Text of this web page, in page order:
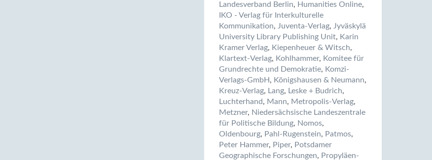
Landesverband Berlin, Humanities Online,
IKO - Verlag für Interkulturelle
Kommunikation, Juventa-Verlag, Jyväskylä
University Library Publishing Unit, Karin
Kramer Verlag, Kiepenheuer & Witsch,
Klartext-Verlag, Kohlhammer, Komitee für
Grundrechte und Demokratie, Komzi-
Verlags-GmbH, Königshausen & Neumann,
Kreuz-Verlag, Lang, Leske + Budrich,
Luchterhand, Mann, Metropolis-Verlag,
Metzner, Niedersächsische Landeszentrale
für Politische Bildung, Nomos,
Oldenbourg, Pahl-Rugenstein, Patmos,
Peter Hammer, Piper, Potsdamer
Geographische Forschungen, Propyläen-